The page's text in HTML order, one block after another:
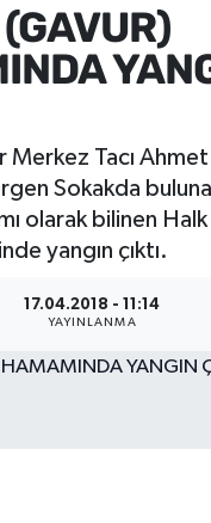
Merkez Tacı
Sokakda
olarak bilinen
yangın çıktı.
17.04.2018 - 11:14
YAYINLANMA